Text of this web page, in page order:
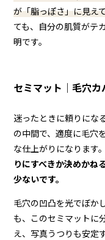
が「脂っぽさ」に見え
ても、自分の肌質がテ
明です。
セミマット｜毛穴カ
迷ったときに頼りにな
の中間で、適度に毛穴
な仕上がりになります。
りにすべきか決めかね
少ないです。
毛穴の凹凸を光でぼか
も、このセミマットに
え、写真うつりも安定